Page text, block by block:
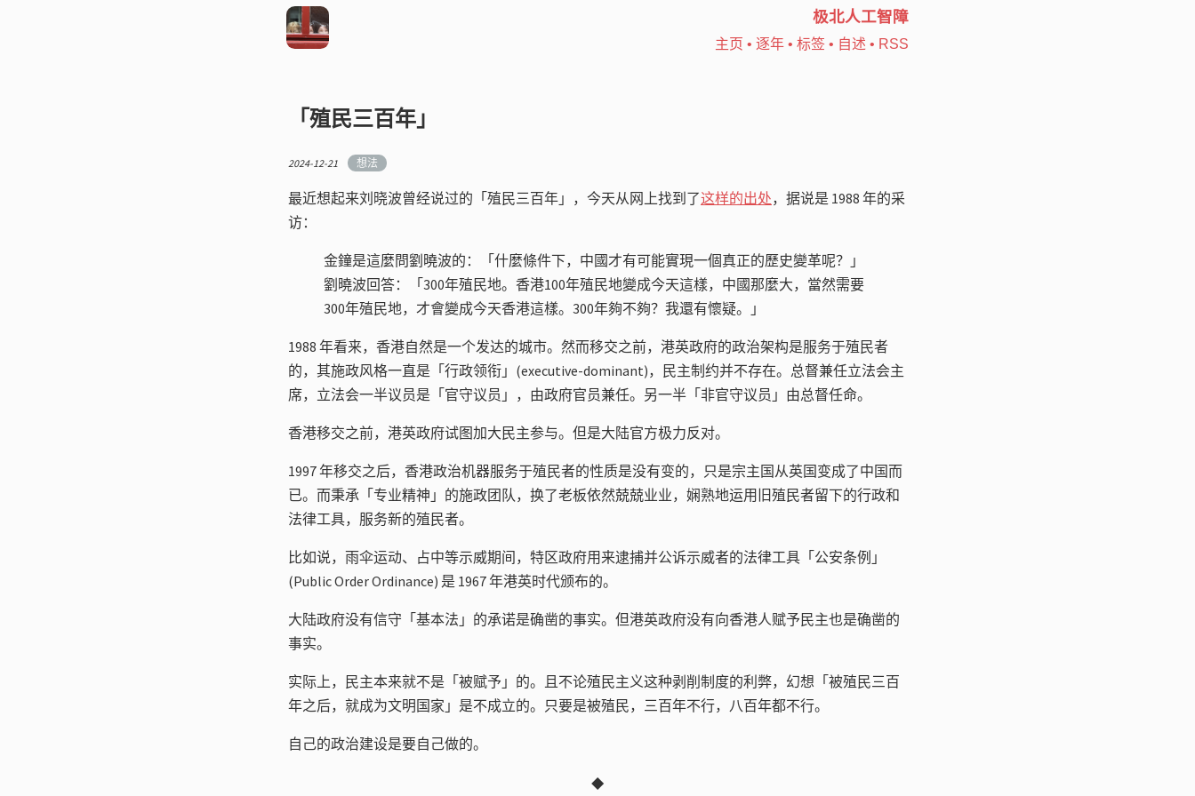
极北人工智障
主页 • 逐年• 标签• 自述 • RSS
「殖民三百年」
2024-12-21 想法
最近想起来刘晓波曾经说过的「殖民三百年」，今天从网上找到了这样的出处，据说是 1988 年的采
访：
金鐘是這麼問劉曉波的：「什麼條件下，中國才有可能實現一個真正的歷史變革呢？」
劉曉波回答：「300年殖民地。香港100年殖民地變成今天這樣，中國那麼大，當然需要
300年殖民地，才會變成今天香港這樣。300年夠不夠？我還有懷疑。」
1988 年看来，香港自然是一个发达的城市。然而移交之前，港英政府的政治架构是服务于殖民者
的，其施政风格一直是「行政领衔」(executive-dominant)，民主制约并不存在。总督兼任立法会主
席，立法会一半议员是「官守议员」，由政府官员兼任。另一半「非官守议员」由总督任命。
香港移交之前，港英政府试图加大民主参与。但是大陆官方极力反对。
1997 年移交之后，香港政治机器服务于殖民者的性质是没有变的，只是宗主国从英国变成了中国而
已。而秉承「专业精神」的施政团队，换了老板依然兢兢业业，娴熟地运用旧殖民者留下的行政和
法律工具，服务新的殖民者。
比如说，雨伞运动、占中等示威期间，特区政府用来逮捕并公诉示威者的法律工具「公安条例」
(Public Order Ordinance) 是 1967 年港英时代颁布的。
大陆政府没有信守「基本法」的承诺是确凿的事实。但港英政府没有向香港人赋予民主也是确凿的
事实。
实际上，民主本来就不是「被赋予」的。且不论殖民主义这种剥削制度的利弊，幻想「被殖民三百
年之后，就成为文明国家」是不成立的。只要是被殖民，三百年不行，八百年都不行。
自己的政治建设是要自己做的。
◆